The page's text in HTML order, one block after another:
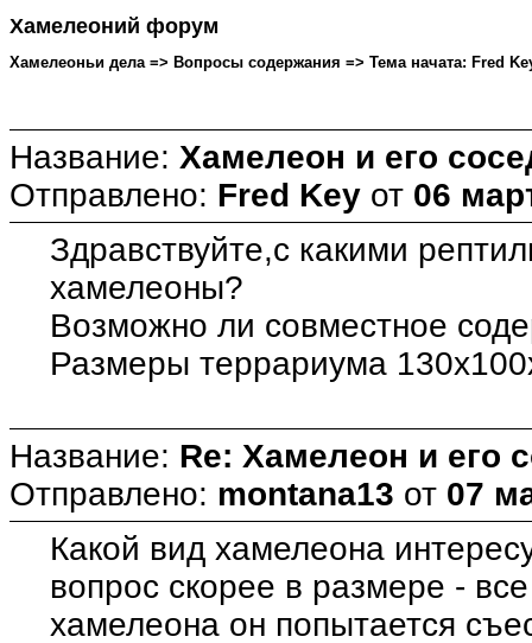
Хамелеоний форум
Хамелеоньи дела => Вопросы содержания => Тема начата: Fred
Название: Хамелеон и его
Отправлено: Fred Key от 06
Здравствуйте,с какими
хамелеоны?
Возможно ли совместное
Размеры террариума
Название: Re: Хамелеон и его
Отправлено: montana13 от 07
Какой вид хамелеона
вопрос скорее в размере -
хамелеона он попытается